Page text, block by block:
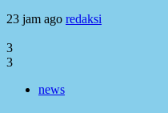
23 jam ago redaksi
3
3
news